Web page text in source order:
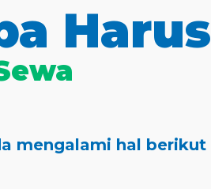
Harus
mengalami hal berikut